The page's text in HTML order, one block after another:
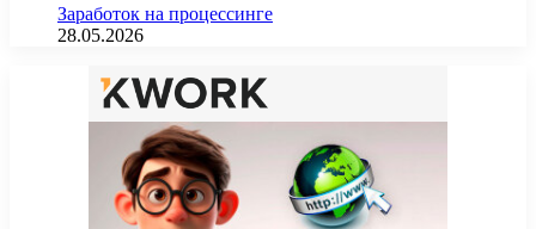
Заработок на процессинге
28.05.2026